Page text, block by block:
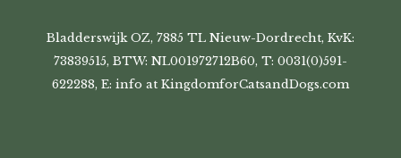
Bladderswijk OZ, 7885 TL Nieuw-Dordrecht, KvK:
73839515, BTW: NL001972712B60, T: 0031(0)591-
622288, E: info at KingdomforCatsandDogs.com